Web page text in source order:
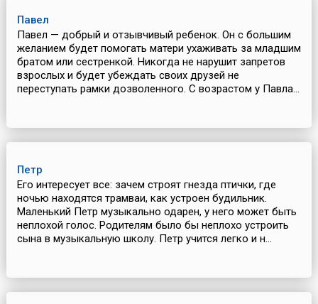
Павел
Павел — добрый и отзывчивый ребенок. Он с большим
желанием будет помогать матери ухаживать за младшим
братом или сестренкой. Никогда не нарушит запретов
взрослых и будет убеждать своих друзей не
переступать рамки дозволенного. С возрастом у Павла...
Петр
Его интересует все: зачем строят гнезда птички, где
ночью находятся трамваи, как устроен будильник.
Маленький Петр музыкально одарен, у него может быть
неплохой голос. Родителям было бы неплохо устроить
сына в музыкальную школу. Петр учится легко и н...